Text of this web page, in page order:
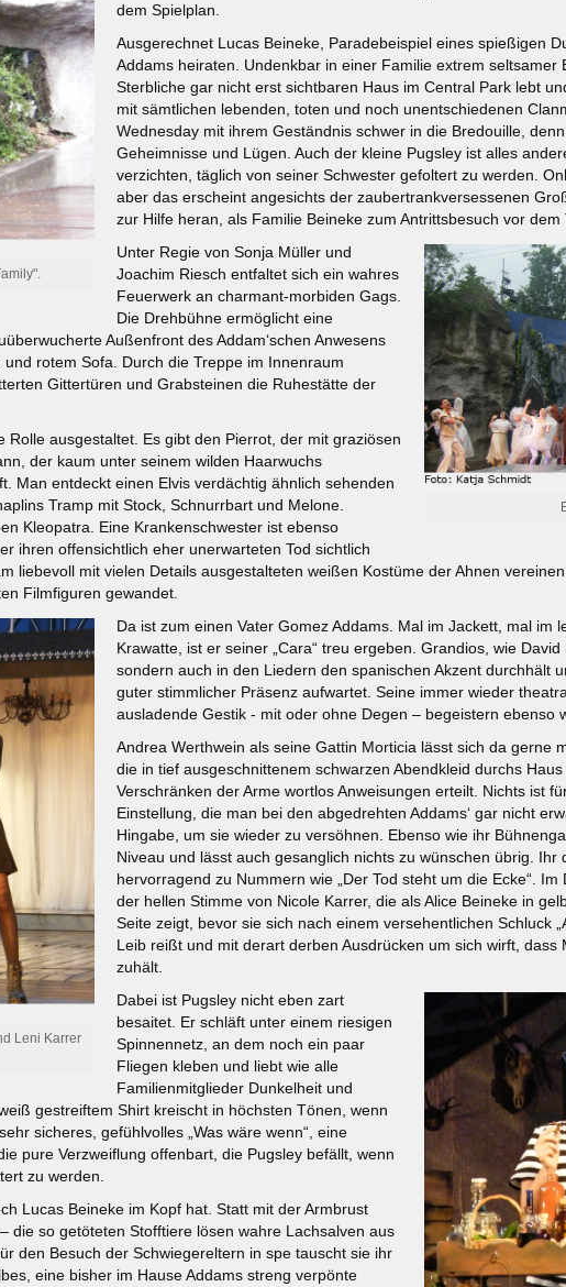
dem Spielplan.
Ausgerechnet Lucas Beineke, Paradebeispiel eines spießigen
Addams heiraten. Undenkbar in einer Familie extrem seltsamer
Sterbliche gar nicht erst sichtbaren Haus im Central Park lebt
mit sämtlichen lebenden, toten und noch unentschiedenen
Wednesday mit ihrem Geständnis schwer in die Bredouille,
Geheimnisse und Lügen. Auch der kleine Pugsley ist alles
verzichten, täglich von seiner Schwester gefoltert zu werden.
aber das erscheint angesichts der zaubertrankversessenen
zur Hilfe heran, als Familie Beineke zum Antrittsbesuch vor dem
Unter Regie von Sonja Müller und
Joachim Riesch entfaltet sich ein wahres
Feuerwerk an charmant-morbiden Gags.
Die Drehbühne ermöglicht eine
Außenfront des Addam‘schen Anwesens
rotem Sofa. Durch die Treppe im Innenraum
Gittertüren und Grabsteinen die Ruhestätte der
ausgestaltet. Es gibt den Pierrot, der mit graziösen
der kaum unter seinem wilden Haarwuchs
Man entdeckt einen Elvis verdächtig ähnlich sehenden
Tramp mit Stock, Schnurrbart und Melone.
Kleopatra. Eine Krankenschwester ist ebenso
ihren offensichtlich eher unerwarteten Tod sichtlich
liebevoll mit vielen Details ausgestalteten weißen Kostüme der Ahnen
Filmfiguren gewandet.
Leni Karrer
Da ist zum einen Vater Gomez Addams. Mal im Jackett, mal im
Krawatte, ist er seiner „Cara“ treu ergeben. Grandios, wie
sondern auch in den Liedern den spanischen Akzent durchhält
guter stimmlicher Präsenz aufwartet. Seine immer wieder
ausladende Gestik - mit oder ohne Degen – begeistern ebenso
Andrea Werthwein als seine Gattin Morticia lässt sich da gerne
die in tief ausgeschnittenem schwarzen Abendkleid durchs
Verschränken der Arme wortlos Anweisungen erteilt. Nichts ist
Einstellung, die man bei den abgedrehten Addams‘ gar nicht
Hingabe, um sie wieder zu versöhnen. Ebenso wie ihr
Niveau und lässt auch gesanglich nichts zu wünschen übrig.
hervorragend zu Nummern wie „Der Tod steht um die Ecke“.
der hellen Stimme von Nicole Karrer, die als Alice Beineke in
Seite zeigt, bevor sie sich nach einem versehentlichen Schluck
Leib reißt und mit derart derben Ausdrücken um sich wirft,
zuhält.
Dabei ist Pugsley nicht eben zart
besaitet. Er schläft unter einem riesigen
Spinnennetz, an dem noch ein paar
Fliegen kleben und liebt wie alle
Familienmitglieder Dunkelheit und
gestreiftem Shirt kreischt in höchsten Tönen, wenn
sicheres, gefühlvolles „Was wäre wenn“, eine
pure Verzweiflung offenbart, die Pugsley befällt, wenn
zu werden.
Lucas Beineke im Kopf hat. Statt mit der Armbrust
die so getöteten Stofftiere lösen wahre Lachsalven aus
den Besuch der Schwiegereltern in spe tauscht sie ihr
eine bisher im Hause Addams streng verpönte